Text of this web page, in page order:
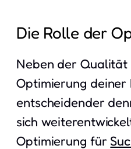
Die Rolle der
Neben der Qualität
Optimierung deiner
entscheidender
sich
Optimierung für